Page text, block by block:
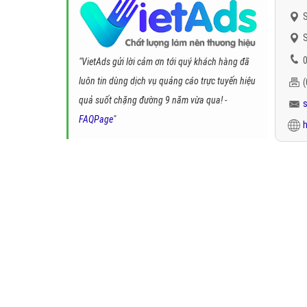
"VietAds gửi lời cảm ơn tới quý khách hàng đã
luôn tin dùng dịch vụ quảng cáo trực tuyến hiệu
quả suốt chặng đường 9 năm vừa qua! -
FAQPage"